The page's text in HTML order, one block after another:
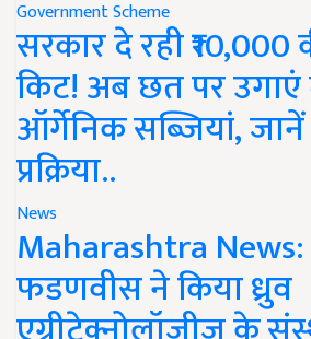
Government Scheme
सरकार दे रही ₹10,000
किट! अब छत पर उगाएं
ऑर्गेनिक सब्जियां,
प्रक्रिया..
News
Maharashtra News:
फडणवीस ने किया ध्रुव